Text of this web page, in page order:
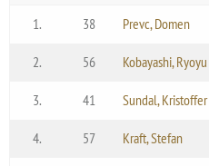
1. 38 Prevc, Domen
2. 56 Kobayashi, Ryoyu
3. 41 Sundal,
4. 57 Kraft, Stefan